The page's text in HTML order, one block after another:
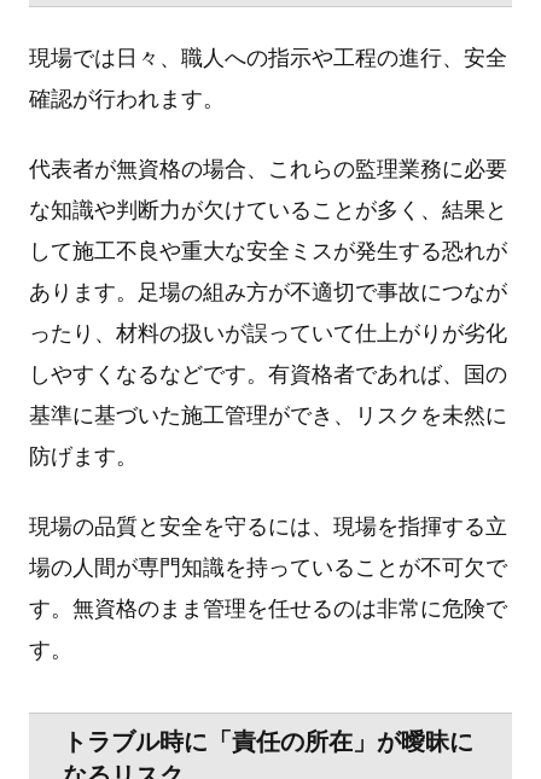
現場では⽇々、職⼈への指⽰や⼯程の進⾏、安全
確認が⾏われます。
代表者が無資格の場合、これらの監理業務に必要
な知識や判断⼒が⽋けていることが多く、結果と
して施⼯不良や重⼤な安全ミスが発⽣する恐れが
あります。⾜場の組み⽅が不適切で事故につなが
ったり、材料の扱いが誤っていて仕上がりが劣化
しやすくなるなどです。有資格者であれば、国の
基準に基づいた施⼯管理ができ、リスクを未然に
防げます。
現場の品質と安全を守るには、現場を指揮する⽴
場の⼈間が専⾨知識を持っていることが不可⽋で
す。無資格のまま管理を任せるのは⾮常に危険で
す。
トラブル時に「責任の所在」が曖昧に